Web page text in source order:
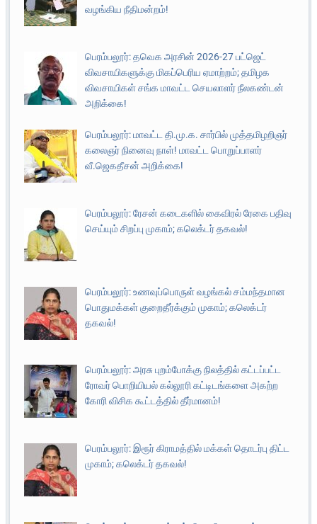
வழங்கிய நீதிமன்றம்!
பெரம்பலூர்: தவெக அரசின் 2026-27 பட்ஜெட்
விவசாயிகளுக்கு மிகப்பெரிய ஏமாற்றம்; தமிழக
விவசாயிகள் சங்க மாவட்ட செயலாளர் நீலகண்டன்
அறிக்கை!
பெரம்பலூர்: மாவட்ட தி.மு.க. சார்பில் முத்தமிழறிஞர்
கலைஞர் நினைவு நாள்! மாவட்ட பொறுப்பாளர்
வீ.ஜெகதீசன் அறிக்கை!
பெரம்பலூர்: ரேசன் கடைகளில் கைவிரல் ரேகை பதிவு
செய்யும் சிறப்பு முகாம்; கலெக்டர் தகவல்!
பெரம்பலூர்: உணவுப்பொருள் வழங்கல் சம்மந்தமான
பொதுமக்கள் குறைதீர்க்கும் முகாம்; கலெக்டர்
தகவல்!
பெரம்பலூர்: அரசு புறம்போக்கு நிலத்தில் கட்டப்பட்ட
ரோவர் பொறியியல் கல்லூரி கட்டிடங்களை அகற்ற
கோரி விசிக கூட்டத்தில் தீர்மானம்!
பெரம்பலூர்: இரூர் கிராமத்தில் மக்கள் தொடர்பு திட்ட
முகாம்; கலெக்டர் தகவல்!